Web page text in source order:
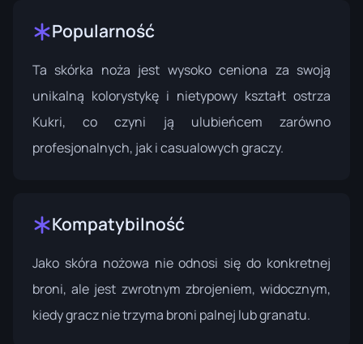
Popularność
Ta skórka noża jest wysoko ceniona za swoją
unikalną kolorystykę i nietypowy kształt ostrza
Kukri, co czyni ją ulubieńcem zarówno
profesjonalnych, jak i casualowych graczy.
Kompatybilność
Jako skóra nożowa nie odnosi się do konkretnej
broni, ale jest zwrotnym zbrojeniem, widocznym,
kiedy gracz nie trzyma broni palnej lub granatu.